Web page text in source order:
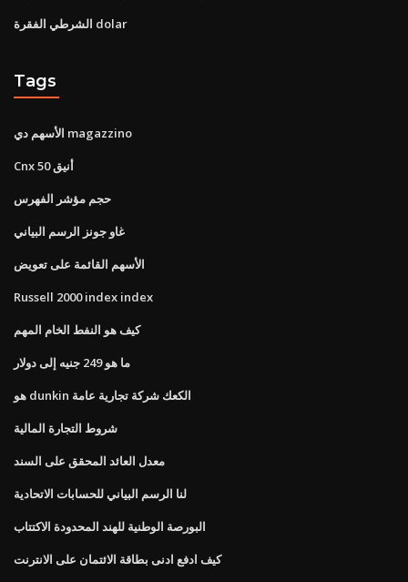
الشرطي الفقرة dolar
Tags
الأسهم دي magazzino
Cnx أنيق 50
حجم مؤشر الفهرس
غاو جونز الرسم البياني
الأسهم القائمة على تعويض
Russell 2000 index index
كيف هو النفط الخام المهم
ما هو 249 جنيه إلى دولار
هو dunkin الكعك شركة تجارية عامة
شروط التجارة المالية
معدل العائد المحقق على السند
لنا الرسم البياني للحسابات الاتحادية
البورصة الوطنية للهند المحدودة الاكتتاب
كيف ادفع ادنى بطاقة الائتمان على الانترنت